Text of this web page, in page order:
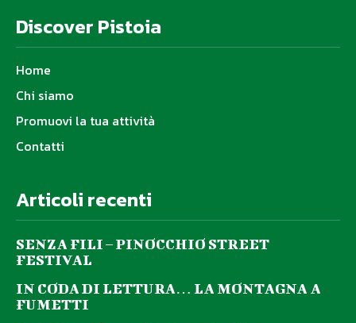
Discover Pistoia
Home
Chi siamo
Promuovi la tua attività
Contatti
Articoli recenti
SENZA FILI – PINOCCHIO STREET
FESTIVAL
IN CODA DI LETTURA… LA MONTAGNA A
FUMETTI